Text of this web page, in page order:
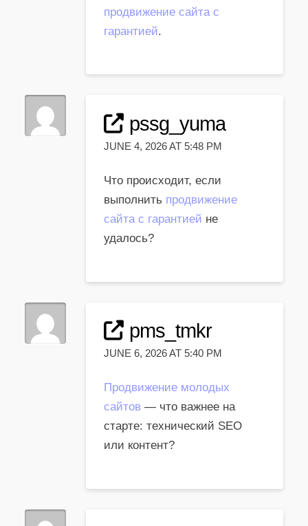
продвижение сайта с
гарантией.
pssg_yuma
JUNE 4, 2026 AT 5:48 PM
Что происходит, если
выполнить продвижение
сайта с гарантией не
удалось?
pms_tmkr
JUNE 6, 2026 AT 5:40 PM
Продвижение молодых
сайтов — что важнее на
старте: технический SEO
или контент?